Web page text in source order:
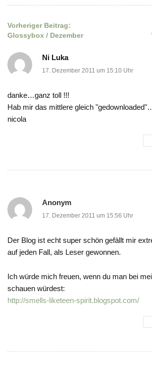
Beitragsnavigation
Vorheriger Beitrag:
Glossybox / Dezember
Ni Luka
17. Dezember 2011 um 15:10 Uhr
danke…ganz toll !!!
Hab mir das mittlere gleich
nicola
Anonym
17. Dezember 2011 um 15:56 Uhr
Der Blog ist echt super schön gefällt mir
auf jeden Fall, als Leser gewonnen.
Ich würde mich freuen, wenn du man bei
schauen würdest:
http://smells-liketeen-spirit.blogspot.com/